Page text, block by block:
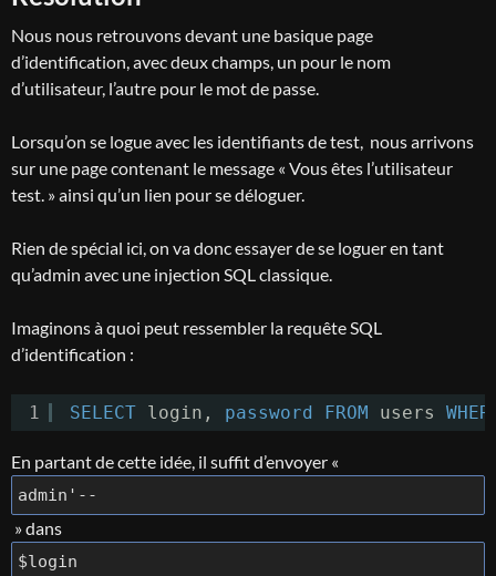
Nous nous retrouvons devant une basique page
d’identification, avec deux champs, un pour le nom
d’utilisateur, l’autre pour le mot de passe.
Lorsqu’on se logue avec les identifiants de test, nous arrivons
sur une page contenant le message « Vous êtes l’utilisateur
test. » ainsi qu’un lien pour se déloguer.
Rien de spécial ici, on va donc essayer de se loguer en tant
qu’admin avec une injection SQL classique.
Imaginons à quoi peut ressembler la requête SQL
d’identification :
1 SELECT login, password FROM users
En partant de cette idée, il suffit d’envoyer «
admin'--
» dans
$login